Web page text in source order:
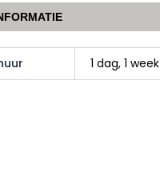
1 dag, 1 week